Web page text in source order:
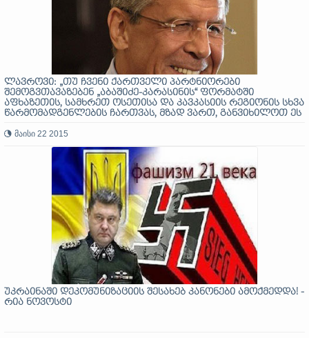
ლავროვი: „თუ ჩვენი ქართველი პარტნიორები
შემოგვთავაზებენ „აბაშიძე-კარასინის“ ფორმატში
აფხაზეთის, სამხრეთ ოსეთისა და კავკასიის რეგიონის სხვა
წარმომადგენლების ჩართვას, მზად ვართ, განვიხილოთ ეს
მაისი 22 2015
უკრაინაში დეკომუნიზაციის შესახებ კანონები ამოქმედდა! -
რია ნოვოსტი